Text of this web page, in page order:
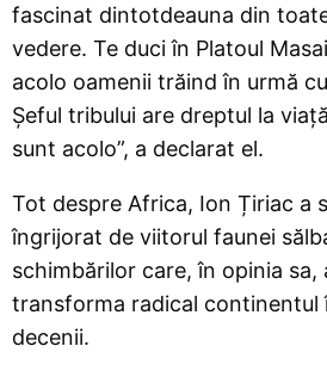
fascinat dintotdeauna din
vedere. Te duci în Platoul
acolo oamenii trăind în urmă
Șeful tribului are dreptul la
sunt acolo”, a declarat el.
Tot despre Africa, Ion Țiriac a
îngrijorat de viitorul faunei
schimbărilor care, în opinia sa,
transforma radical continentul
decenii.